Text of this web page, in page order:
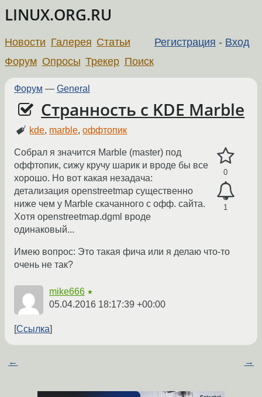
LINUX.ORG.RU
Регистрация - Вход
Новости Галерея Статьи
Форум Опросы Трекер Поиск
Форум — General
Странность с KDE Marble
kde, marble,оффтопик
0
1
Собрал я значится Marble (master) под
оффтопик, сижу кручу шарик и вроде бы все
хорошо. Но вот какая незадача:
детализация openstreetmap существенно
ниже чем у Marble скачанного с офф. сайта.
Хотя openstreetmap.dgml вроде
одинаковый...
Имею вопрос: Это такая фича или я делаю что-то
очень не так?
mike666 ★
05.04.2016 18:17:39 +00:00
Ссылка
← →